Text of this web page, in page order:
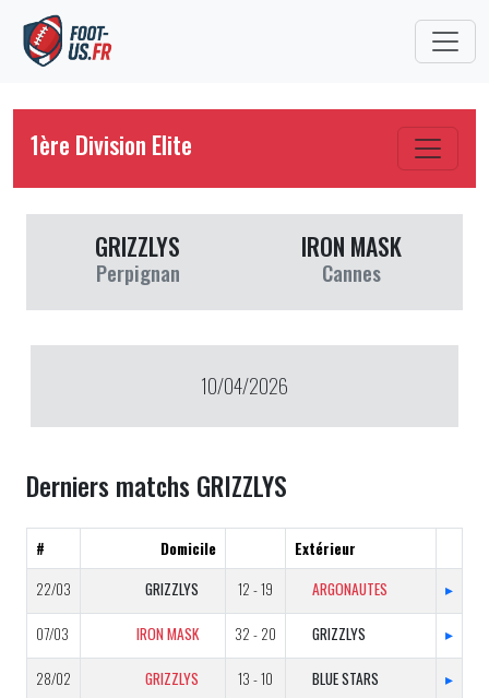
1ère Division Elite
GRIZZLYS
Perpignan
IRON MASK
Cannes
10/04/2026
Derniers matchs GRIZZLYS
# Domicile
Extérieur
22/03
GRIZZLYS 12 - 19 ARGONAUTES ▸
07/03 IRON MASK 32 - 20 GRIZZLYS ▸
28/02 GRIZZLYS 13 - 10 BLUE STARS ▸